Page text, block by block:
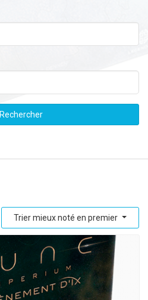
Rechercher
Trier mieux noté en premier